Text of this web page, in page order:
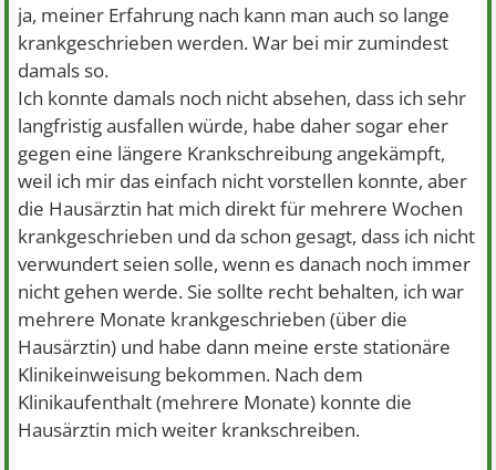
ja, meiner Erfahrung nach kann man auch so lange
krankgeschrieben werden. War bei mir zumindest
damals so.
Ich konnte damals noch nicht absehen, dass ich sehr
langfristig ausfallen würde, habe daher sogar eher
gegen eine längere Krankschreibung angekämpft,
weil ich mir das einfach nicht vorstellen konnte, aber
die Hausärztin hat mich direkt für mehrere Wochen
krankgeschrieben und da schon gesagt, dass ich nicht
verwundert seien solle, wenn es danach noch immer
nicht gehen werde. Sie sollte recht behalten, ich war
mehrere Monate krankgeschrieben (über die
Hausärztin) und habe dann meine erste stationäre
Klinikeinweisung bekommen. Nach dem
Klinikaufenthalt (mehrere Monate) konnte die
Hausärztin mich weiter krankschreiben.